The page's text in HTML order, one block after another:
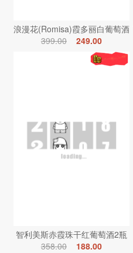
浪漫花(Romisa)霞多丽白葡萄酒
399.00
249.00
智利美斯赤霞珠干红葡萄酒2瓶
358.00
188.00